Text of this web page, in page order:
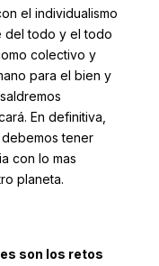
el individualismo
del todo y el todo
colectivo y
para el bien y
En definitiva,
tener
con lo mas
planeta.
son los retos